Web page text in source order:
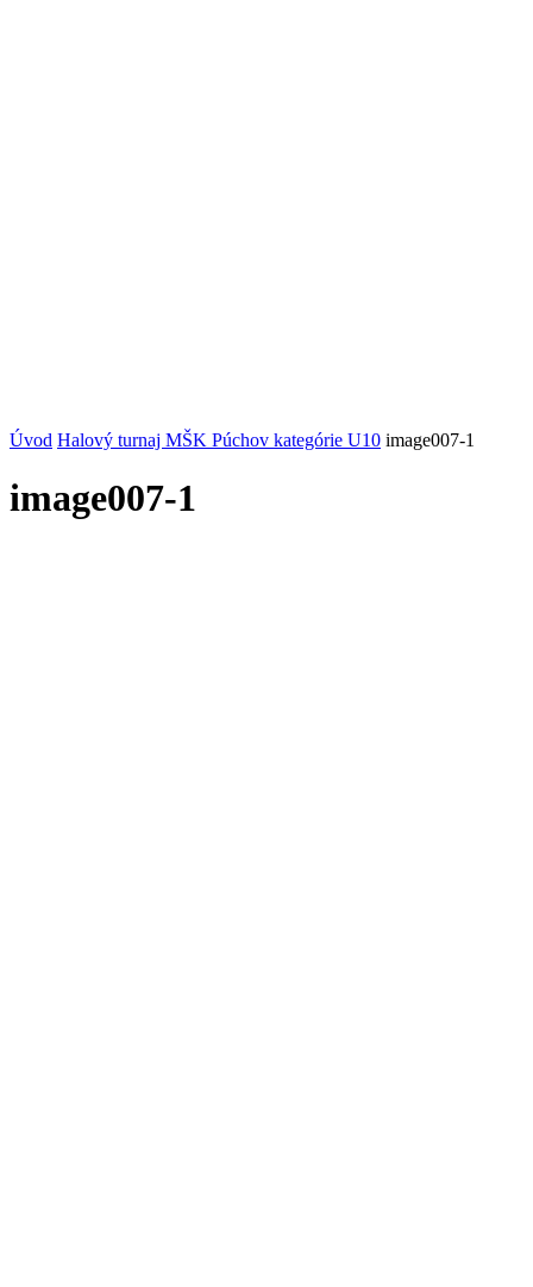
Úvod Halový turnaj MŠK Púchov kategórie U10 image007-1
image007-1